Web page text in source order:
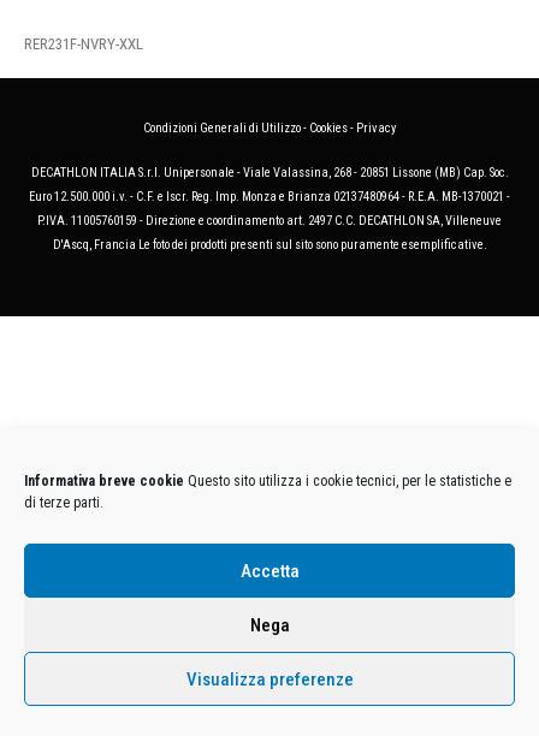
Informativa breve cookie Questo sito utilizza i cookie tecnici, per le statistiche e
di terze parti.
Accetta
Nega
Visualizza preferenze
RER231F-NVRY-XXL
Condizioni Generali di Utilizzo- Cookies- Privacy
DECATHLON ITALIA S.r.l. Unipersonale - Viale Valassina, 268 - 20851 Lissone (MB) Cap. Soc.
Euro 12.500.000 i.v. - C.F. e Iscr. Reg. Imp. Monza e Brianza 02137480964 - R.E.A. MB-1370021 -
P.IVA. 11005760159 - Direzione e coordinamento art. 2497 C.C. DECATHLON SA, Villeneuve
D'Ascq, Francia Le foto dei prodotti presenti sul sito sono puramente esemplificative.